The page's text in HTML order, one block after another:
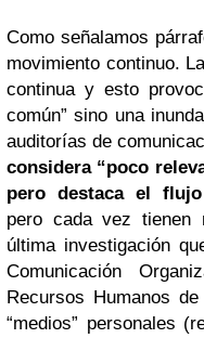
Como señalamos
movimiento continuo.
continua y esto
común” sino una
auditorías de
considera “poco
pero destaca el
pero cada vez tienen
última investigación
Comunicación
Recursos Humanos
“medios” personales